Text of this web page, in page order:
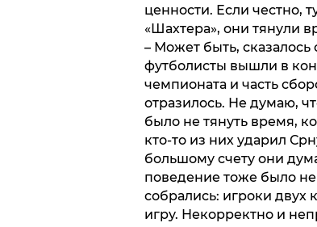
ценности. Если честно,
«Шахтера», они тянули
– Может быть,
футболисты вышли в
чемпионата и часть
отразилось. Не думаю,
было не тянуть время,
кто-то из них ударил
большому счету они
поведение тоже было
собрались: игроки
игру. Некорректно и